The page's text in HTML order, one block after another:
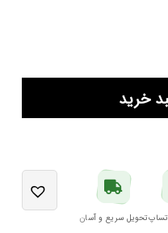
خرید
تحویل سریع و آسان